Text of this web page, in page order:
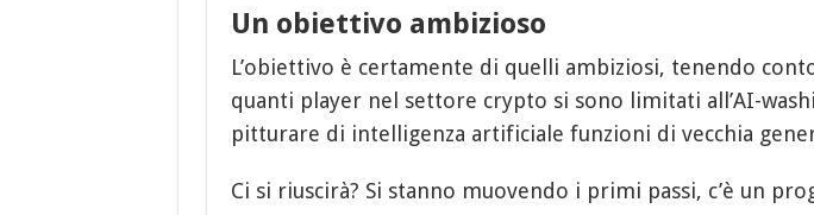
Un obiettivo ambizioso
L’obiettivo è certamente di quelli ambiziosi, tenendo
quanti player nel settore crypto si sono limitati all’AI-
pitturare di intelligenza artificiale funzioni di vecchia
Ci si riuscirà? Si stanno muovendo i primi passi, c’è un